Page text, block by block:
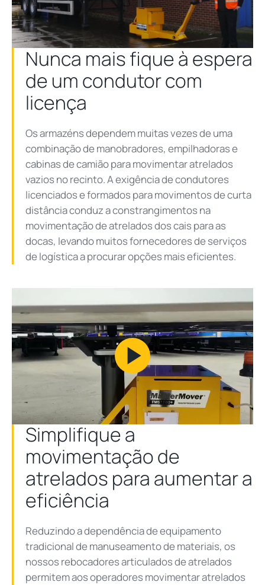
Nunca mais fique à espera
de um condutor com
licença
Os armazéns dependem muitas vezes de uma
combinação de manobradores, empilhadoras e
cabinas de camião para movimentar atrelados
vazios no recinto. A exigência de condutores
licenciados e formados para movimentos de curta
distância conduz a constrangimentos na
movimentação de atrelados dos cais para as
docas, levando muitos fornecedores de serviços
de logística a procurar opções mais eficientes.
Play
Video
Simplifique a
movimentação de
atrelados para aumentar a
eficiência
Reduzindo a dependência de equipamento
tradicional de manuseamento de materiais, os
nossos rebocadores articulados de atrelados
permitem aos operadores movimentar atrelados